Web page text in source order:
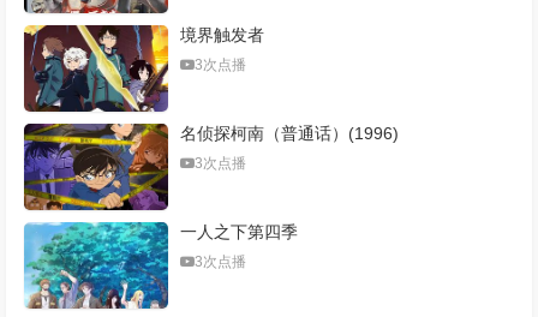
境界触发者
3次点播
名侦探柯南（普通话）(1996)
3次点播
一人之下第四季
3次点播